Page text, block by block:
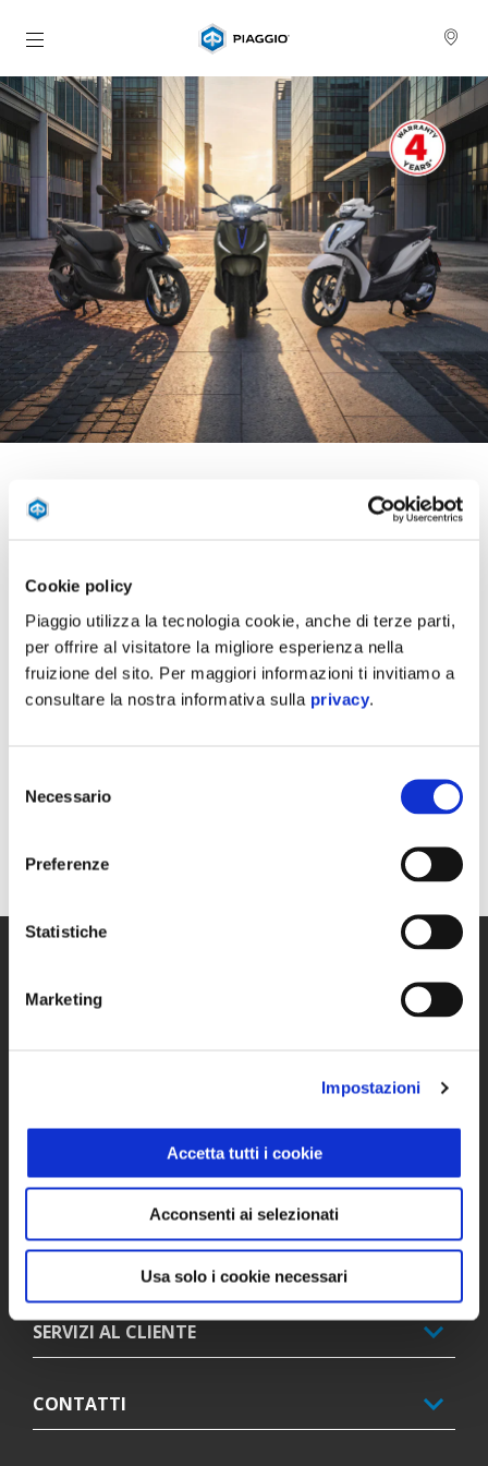
Cookie policy
Piaggio utilizza la tecnologia cookie, anche di terze parti,
per offrire al visitatore la migliore esperienza nella
fruizione del sito. Per maggiori informazioni ti invitiamo a
consultare la nostra informativa sulla privacy.
delNecessario
Preferenze
Statistiche
Marketing
Impostazioni
Accetta tutti i cookie
Acconsenti ai selezionati
Usa solo i cookie necessari
Vai al contenuto principale
Offerte Piaggio
Lasciati emozionare dalle offerte speciali!
Scegli la tua nuova moto o scooter ed entra nel mondo Piaggio.
TROVA UN CONCESSIONARIO
ACCESSORI
MONDO PIAGGIO
SERVIZI AL CLIENTE
CONTATTI